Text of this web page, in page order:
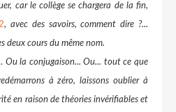
car le collège se chargera de la fin,
, avec des savoirs, comment dire ?...
deux cours du même nom.
Ou la conjugaison... Ou... tout ce que
à zéro, laissons oublier à
en raison de théories invérifiables et